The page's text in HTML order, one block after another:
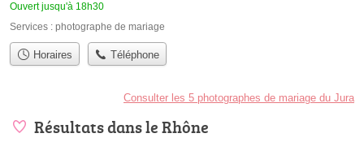
Ouvert jusqu'à 18h30
Services : photographe de mariage
Horaires Téléphone
Consulter les 5 photographes de mariage du Jura
Résultats dans le Rhône